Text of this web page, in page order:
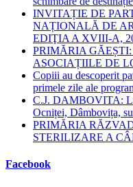
INVITAȚIE DE
NAȚIONALĂ DE
EDIŢIA A XVIII-A,
PRIMĂRIA
ASOCIAȚIILE DE
Copiii au descoperit
primele zile ale
C.J. DAMBOVITA:
Ocniței, Dâmbovița,
PRIMĂRIA
STERILIZARE A
Facebook